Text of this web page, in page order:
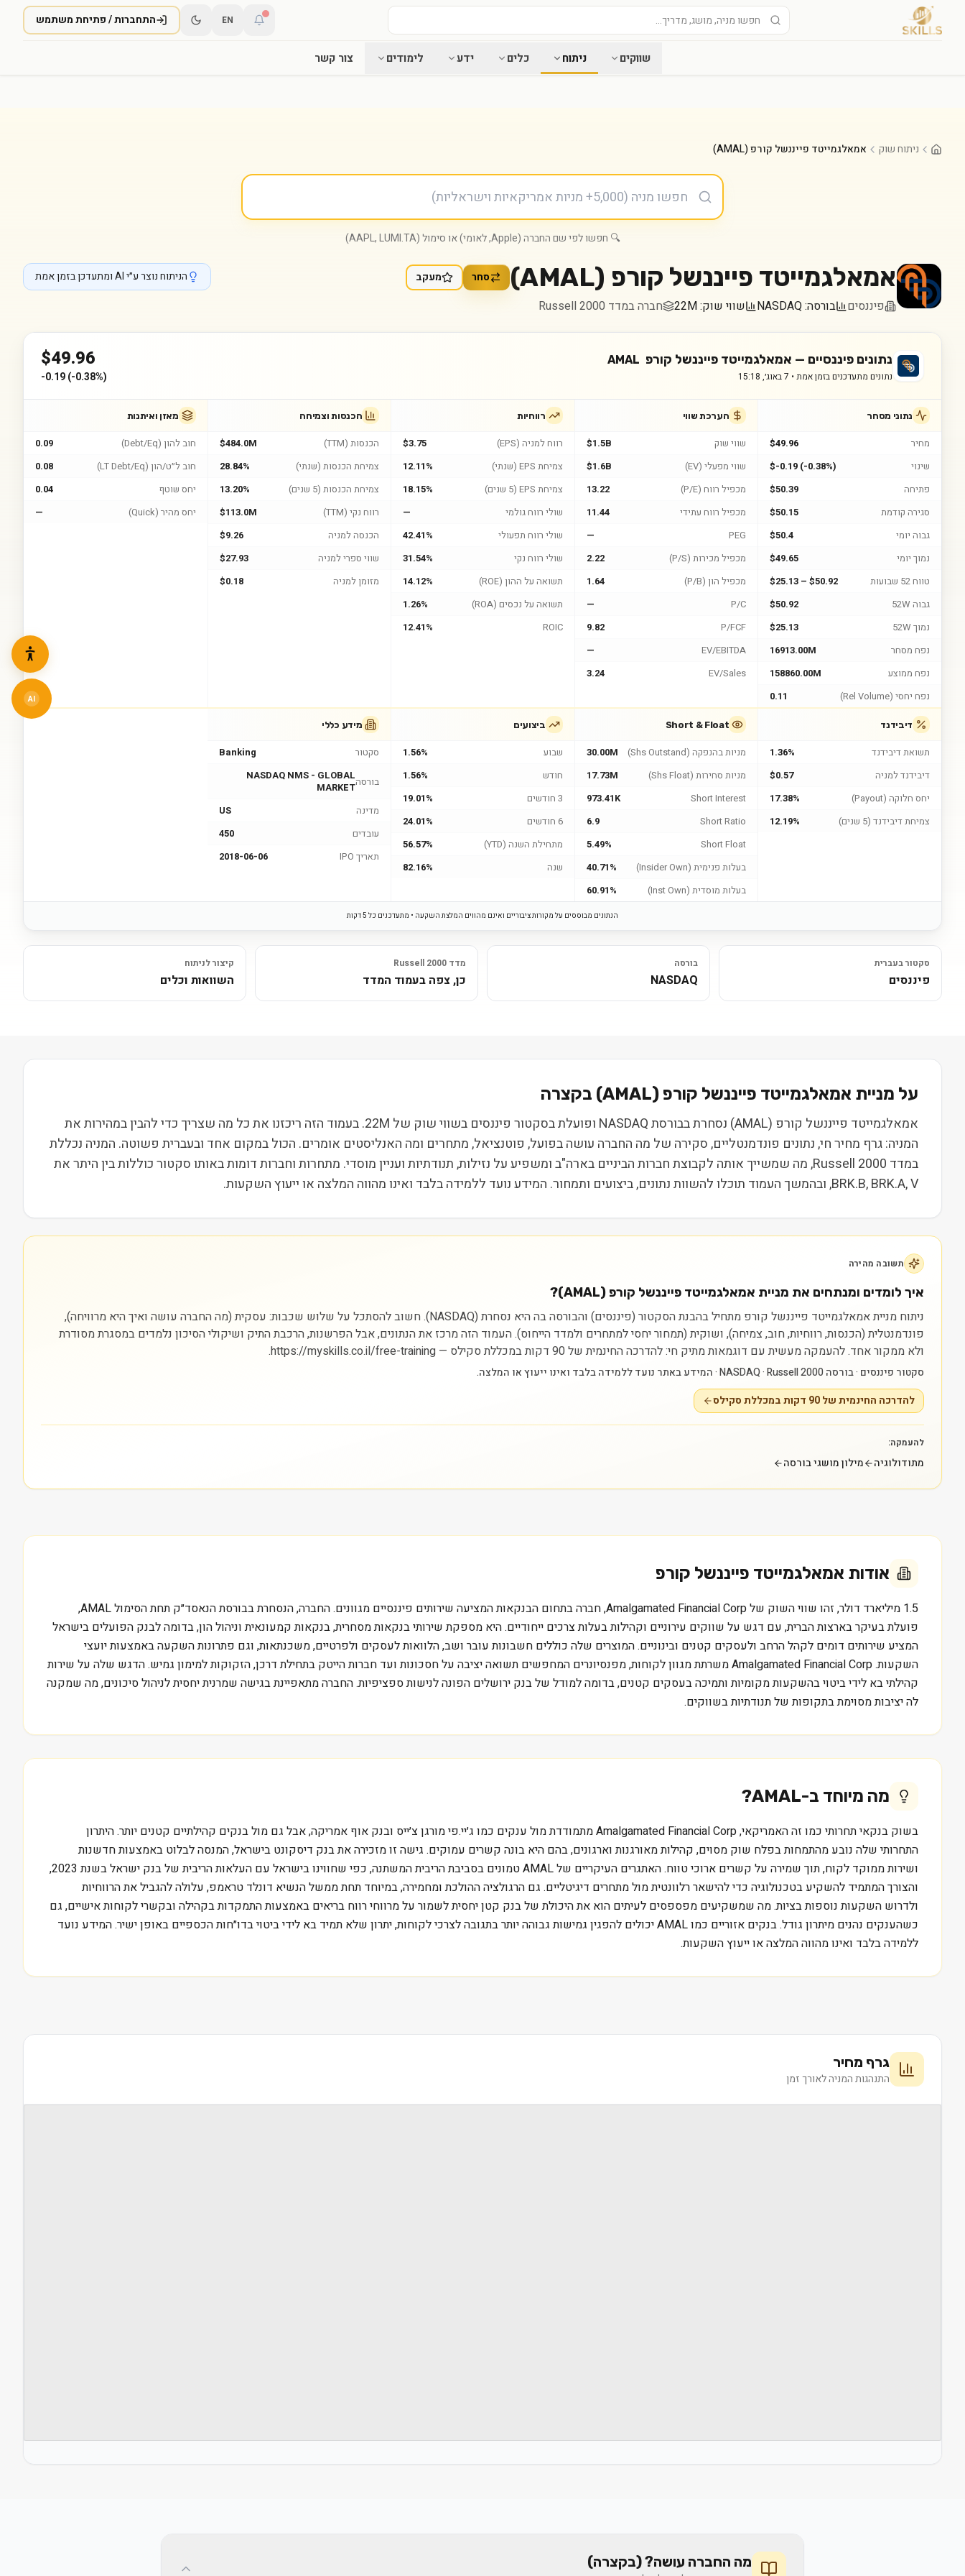
EN התחברות / פתיחת משתמש
שווקים ניתוח כלים ידע לימודים צור קשר
ניתוח שוק אמאלגמייטד פייננשל קורפ (AMAL)
🔍 חפשו לפי שם החברה (Apple, לאומי) או סימול (AAPL, LUMI.TA)
אמאלגמייטד פייננשל קורפ (
AMAL
) סחר מעקב
פיננסים בורסה:NASDAQ שווי שוק:22M חברה במדד Russell 2000
הניתוח נוצר ע״י AI ומתעדכן בזמן אמת
נתונים פיננסיים — אמאלגמייטד פייננשל קורפ AMAL
נתונים מתעדכנים בזמן אמת • 7 באוג׳, 15:18
$49.96
-0.19(-0.38%)
נתוני מסחר
מחיר
$49.96
שינוי
$-0.19 (-0.38%)
פתיחה
$50.39
סגירה קודמת
$50.15
גבוה יומי
$50.4
נמוך יומי
$49.65
טווח 52 שבועות
$25.13 – $50.92
גבוה 52W
$50.92
נמוך 52W
$25.13
נפח מסחר
16913.00M
נפח ממוצע
158860.00M
נפח יחסי (Rel Volume)
0.11
הערכת שווי
שווי שוק
$1.5B
שווי מפעלי (EV)
$1.6B
מכפיל רווח (P/E)
13.22
מכפיל רווח עתידי
11.44
PEG
—
מכפיל מכירות (P/S)
2.22
מכפיל הון (P/B)
1.64
P/C
—
P/FCF
9.82
EV/EBITDA
—
EV/Sales
3.24
רווחיות
רווח למניה (EPS)
$3.75
צמיחת EPS (שנתי)
12.11%
צמיחת EPS (5 שנים)
18.15%
שולי רווח גולמי
—
שולי רווח תפעולי
42.41%
שולי רווח נקי
31.54%
תשואה על ההון (ROE)
14.12%
תשואה על נכסים (ROA)
1.26%
ROIC
12.41%
הכנסות וצמיחה
הכנסות (TTM)
$484.0M
צמיחת הכנסות (שנתי)
28.84%
צמיחת הכנסות (5 שנים)
13.20%
רווח נקי (TTM)
$113.0M
הכנסה למניה
$9.26
שווי ספרי למניה
$27.93
מזומן למניה
$0.18
מאזן ואיתנות
חוב להון (Debt/Eq)
0.09
חוב ל״ט/הון (LT Debt/Eq)
0.08
יחס שוטף
0.04
יחס מהיר (Quick)
—
דיבידנד
תשואת דיבידנד
1.36%
דיבידנד למניה
$0.57
יחס חלוקה (Payout)
17.38%
צמיחת דיבידנד (5 שנים)
12.19%
Short & Float
מניות בהנפקה (Shs Outstand)
30.00M
מניות סחירות (Shs Float)
17.73M
Short Interest
973.41K
Short Ratio
6.9
Short Float
5.49%
בעלות פנימית (Insider Own)
40.71%
בעלות מוסדית (Inst Own)
60.91%
ביצועים
שבוע
1.56%
חודש
1.56%
3 חודשים
19.01%
6 חודשים
24.01%
מתחילת השנה (YTD)
56.57%
שנה
82.16%
מידע כללי
סקטור Banking
בורסהNASDAQ NMS - GLOBAL
MARKET
מדינה
US
עובדים
450
תאריך IPO
2018-06-06
הנתונים מבוססים על מקורות ציבוריים ואינם מהווים המלצת השקעה • מתעדכנים כל 5 דקות
סקטור בעברית
פיננסים
בורסה
NASDAQ
מדד Russell 2000
כן, צפה בעמוד המדד
קיצור לניתוח
השוואות וכלים
על מניית אמאלגמייטד פייננשל קורפ (
AMAL) בקצרה
אמאלגמייטד פייננשל קורפ (AMAL) נסחרת בבורסת NASDAQ ופועלת בסקטור פיננסים בשווי שוק של 22M. בעמוד הזה ריכזנו את כל מה שצריך כדי להבין במהירות את
המניה: גרף מחיר חי, נתונים פונדמנטליים, סקירה של מה החברה עושה בפועל, פוטנציאל, מתחרים ומה האנליסטים אומרים. הכול במקום אחד ובעברית פשוטה. המניה נכללת
במדד Russell 2000, מה שמשייך אותה לקבוצת חברות הביניים בארה"ב ומשפיע על נזילות, תנודתיות ועניין מוסדי. מתחרות וחברות דומות באותו סקטור כוללות בין היתר את
BRK.B, BRK.A, V, ובהמשך העמוד תוכלו להשוות נתונים, ביצועים ותמחור. המידע נועד ללמידה בלבד ואינו מהווה המלצה או ייעוץ השקעות.
תשובה מהירה
איך לומדים ומנתחים את מניית אמאלגמייטד פייננשל קורפ (AMAL)?
ניתוח מניית אמאלגמייטד פייננשל קורפ מתחיל בהבנת הסקטור (פיננסים) והבורסה בה היא נסחרת (NASDAQ). חשוב להסתכל על שלוש שכבות: עסקית (מה החברה עושה ואיך היא מרוויחה),
פונדמנטלית (הכנסות, רווחיות, חוב, צמיחה), ושוקית (תמחור יחסי למתחרים ולמדד הייחוס). העמוד הזה מרכז את הנתונים, אבל הפרשנות, הרכבת התיק ושיקולי הסיכון נלמדים במסגרת מסודרת
ולא ממקור אחד.להעמקה מעשית עם דוגמאות מתיק חי: להדרכה החינמית של 90 דקות במכללת סקילס — https://myskills.co.il/free-training.
סקטור פיננסים · בורסה NASDAQ · Russell 2000 · המידע באתר נועד ללמידה בלבד ואינו ייעוץ או המלצה.
להדרכה החינמית של 90 דקות במכללת סקילס
להעמקה:
מתודולוגיה מילון מושגי בורסה
אודות אמאלגמייטד פייננשל קורפ
1.5 מיליארד דולר, זהו שווי השוק של Amalgamated Financial Corp, חברה בתחום הבנקאות המציעה שירותים פיננסיים מגוונים. החברה, הנסחרת בבורסת הנאסד״ק תחת הסימול AMAL,
פועלת בעיקר בארצות הברית, עם דגש על שווקים עירוניים וקהילות בעלות צרכים ייחודיים. היא מספקת שירותי בנקאות מסחרית, בנקאות קמעונאית וניהול הון, בדומה לבנק הפועלים בישראל
המציע שירותים דומים לקהל הרחב ולעסקים קטנים ובינוניים. המוצרים שלה כוללים חשבונות עובר ושב, הלוואות לעסקים ולפרטיים, משכנתאות, וגם פתרונות השקעה באמצעות יועצי
השקעות. Amalgamated Financial Corp משרתת מגוון לקוחות, מפנסיונרים המחפשים תשואה יציבה על חסכונות ועד חברות הייטק בתחילת דרכן, הזקוקות למימון גמיש. הדגש שלה על שירות
קהילתי בא לידי ביטוי בהשקעות מקומיות ותמיכה בעסקים קטנים, בדומה למודל של בנק ירושלים הפונה לנישות ספציפיות. החברה מתאפיינת בגישה שמרנית יחסית לניהול סיכונים, מה שמקנה
לה יציבות מסוימת בתקופות של תנודתיות בשווקים.
מה מיוחד ב-AMAL
?
בשוק בנקאי תחרותי כמו זה האמריקאי, Amalgamated Financial Corp מתמודדת מול ענקים כמו ג׳יי.פי מורגן צ׳ייס ובנק אוף אמריקה, אבל גם מול בנקים קהילתיים קטנים יותר. היתרון
התחרותי שלה נובע מהתמחות בפלח שוק מסוים, קהילות מאורגנות וארגונים, בהם היא בונה קשרים עמוקים. גישה זו מזכירה את בנק דיסקונט בישראל, המנסה לבלוט באמצעות חדשנות
ושירות ממוקד לקוח, תוך שמירה על קשרים ארוכי טווח. האתגרים העיקריים של AMAL טמונים בסביבת הריבית המשתנה, כפי שחווינו בישראל עם העלאות הריבית של בנק ישראל בשנת 2023,
והצורך המתמיד להשקיע בטכנולוגיה כדי להישאר רלוונטית מול מתחרים דיגיטליים. גם הרגולציה ההולכת ומחמירה, במיוחד תחת ממשל הנשיא דונלד טראמפ, עלולה להגביל את הרווחיות
ולדרוש השקעות נוספות בציות. מה שמשקיעים מפספסים לעיתים הוא את היכולת של בנק קטן יחסית לשמור על מרווחי רווח בריאים באמצעות התמקדות בקהילה ובקשרי לקוחות אישיים, גם
כשהענקים נהנים מיתרון גודל. בנקים אזוריים כמו AMAL יכולים להפגין גמישות גבוהה יותר בתגובה לצרכי לקוחות, יתרון שלא תמיד בא לידי ביטוי בדו״חות הכספיים באופן ישיר. המידע נועד
ללמידה בלבד ואינו מהווה המלצה או ייעוץ השקעות.
גרף מחיר
התנהגות המניה לאורך זמן
מה החברה עושה? (בקצרה)
AI